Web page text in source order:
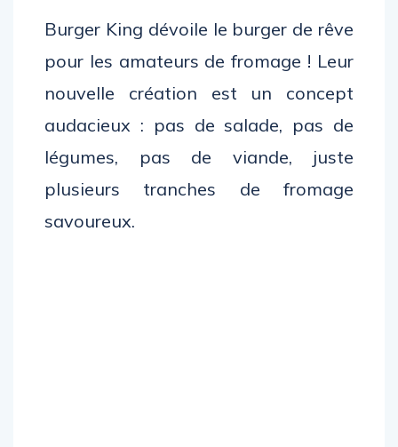
Burger King dévoile le burger de rêve
pour les amateurs de fromage ! Leur
nouvelle création est un concept
audacieux : pas de salade, pas de
légumes, pas de viande, juste
plusieurs tranches de fromage
savoureux.